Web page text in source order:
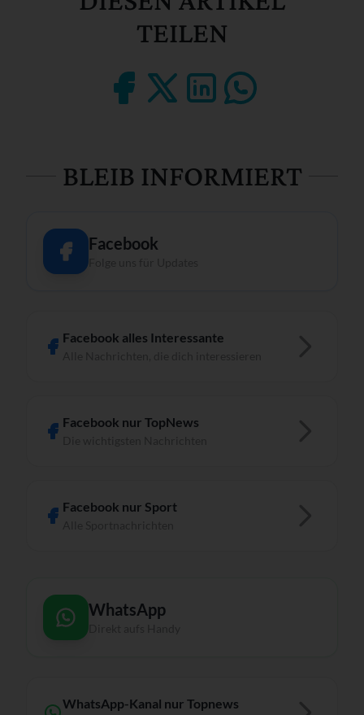
TEILEN
BLEIB INFORMIERT
Facebook
Facebook alles Interessante
Facebook nur TopNews
Facebook nur Sport
WhatsApp
WhatsApp-Kanal nur Topnews